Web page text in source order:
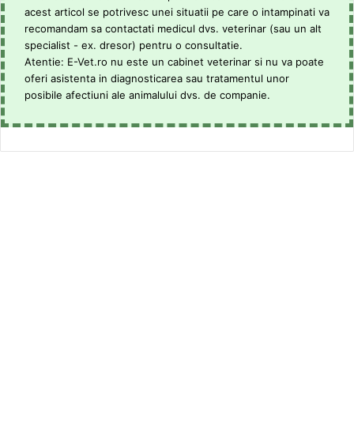
acest articol se potrivesc unei situatii pe care o intampinati va
recomandam sa contactati medicul dvs. veterinar (sau un alt
specialist - ex. dresor) pentru o consultatie.
Atentie: E-Vet.ro nu este un cabinet veterinar si nu va poate
oferi asistenta in diagnosticarea sau tratamentul unor
posibile afectiuni ale animalului dvs. de companie.